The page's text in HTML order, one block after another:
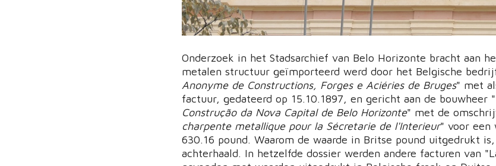
Onderzoek in het Stadsarchief van Belo Horizonte bracht aan
metalen structuur geïmporteerd werd door het Belgische
Anonyme de Constructions, Forges e Aciéries de Bruges" met
factuur, gedateerd op 15.10.1897, en gericht aan de bouwheer "
Construção da Nova Capital de Belo Horizonte" met de
charpente metallique pour la Sécretarie de l'Interieur" voor een
630.16 pound. Waarom de waarde in Britse pound uitgedrukt
achterhaald. In hetzelfde dossier werden andere facturen van